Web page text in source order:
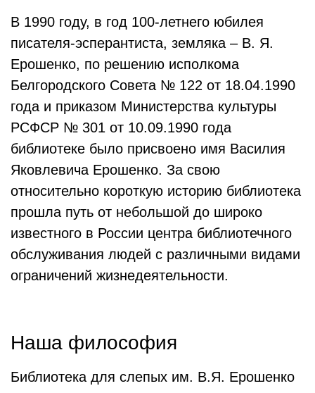
В 1990 году, в год 100-летнего юбилея
писателя-эсперантиста, земляка – В. Я.
Ерошенко, по решению исполкома
Белгородского Совета № 122 от 18.04.1990
года и приказом Министерства культуры
РСФСР № 301 от 10.09.1990 года
библиотеке было присвоено имя Василия
Яковлевича Ерошенко. За свою
относительно короткую историю библиотека
прошла путь от небольшой до широко
известного в России центра библиотечного
обслуживания людей с различными видами
ограничений жизнедеятельности.
Наша философия
Библиотека для слепых им. В.Я. Ерошенко